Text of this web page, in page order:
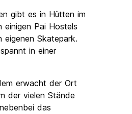
gibt es in Hütten im
einigen Pai Hostels
Skatepark.
in einer
erwacht der Ort
der vielen Stände
das